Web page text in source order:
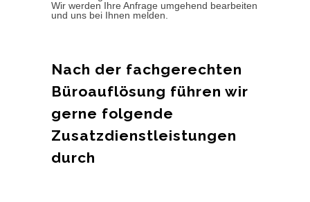
Wir werden Ihre Anfrage umgehend bearbeiten
und uns bei Ihnen melden.
Nach der fachgerechten
Büroauflösung führen wir
gerne folgende
Zusatzdienstleistungen
durch